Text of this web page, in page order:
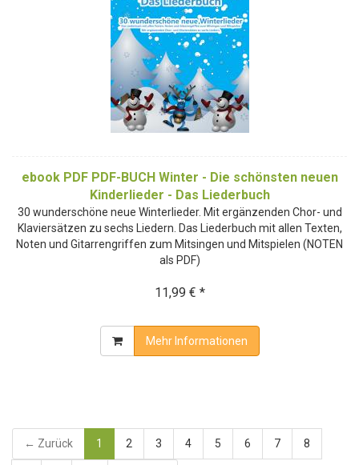
ebook PDF PDF-BUCH Winter - Die schönsten neuen
Kinderlieder - Das Liederbuch
30 wunderschöne neue Winterlieder. Mit ergänzenden Chor- und
Klaviersätzen zu sechs Liedern. Das Liederbuch mit allen Texten,
Noten und Gitarrengriffen zum Mitsingen und Mitspielen (NOTEN
als PDF)
11,99 € *
Mehr Informationen
← Zurück 1 2 3 4 5 6 7 8